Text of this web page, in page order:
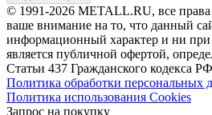
© 1991-2026 METALL.RU, все
ваше внимание на то, что данный
информационный характер и ни при
является публичной офертой,
Статьи 437 Гражданского кодекса
Политика обработки персональных
Политика использования Сookies
Запрос на покупку